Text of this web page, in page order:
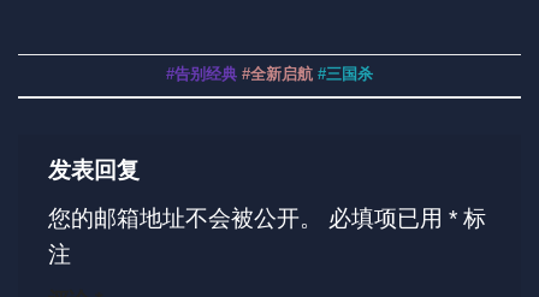
#告别经典 #全新启航 #三国杀
发表回复
您的邮箱地址不会被公开。
必填项已用 * 标
注